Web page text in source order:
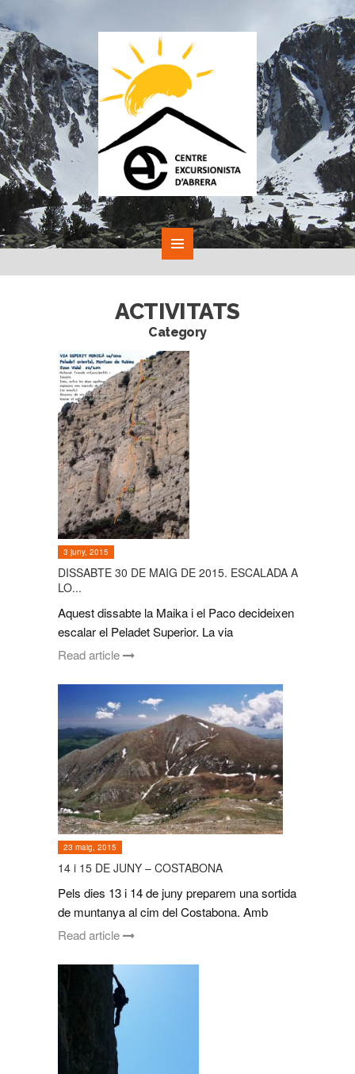
ACTIVITATS
Category
3 juny, 2015
DISSABTE 30 DE MAIG DE 2015. ESCALADA A
LO...
Aquest dissabte la Maika i el Paco decideixen
escalar el Peladet Superior. La via
Read article
23 maig, 2015
14 i 15 DE JUNY – COSTABONA
Pels dies 13 i 14 de juny preparem una sortida
de muntanya al cim del Costabona. Amb
Read article